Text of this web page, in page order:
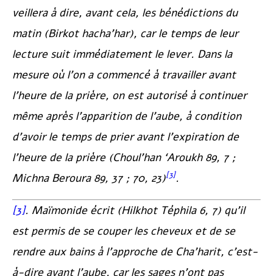
veillera à dire, avant cela, les bénédictions du
matin (Birkot hacha’har), car le temps de leur
lecture suit immédiatement le lever. Dans la
mesure où l’on a commencé à travailler avant
l’heure de la prière, on est autorisé à continuer
même après l’apparition de l’aube, à condition
d’avoir le temps de prier avant l’expiration de
l’heure de la prière (Choul’han ‘Aroukh89, 7 ;
Michna Beroura89, 37 ; 70, 23)[3].
[3]. Maïmonide écrit (Hilkhot Téphila6, 7) qu’il
est permis de se couper les cheveux et de se
rendre aux bains à l’approche de Cha’harit, c’est-
à-dire avant l’aube, car les sages n’ont pas